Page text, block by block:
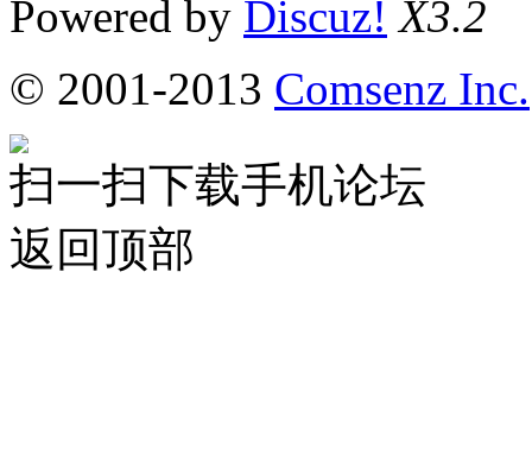
Powered by Discuz! X3.2
© 2001-2013 Comsenz Inc.
扫一扫下载手机论坛
返回顶部